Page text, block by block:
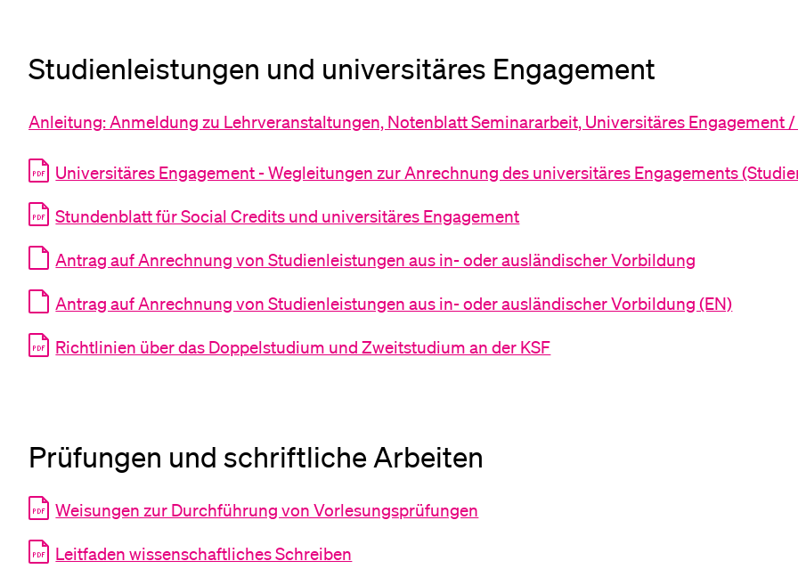
Studienleistungen und universitäres Engagement
Anleitung: Anmeldung zu Lehrveranstaltungen, Notenblatt Seminararbeit, Universitäres Engagement
Universitäres Engagement - Wegleitungen zur Anrechnung des universitäres Engagements
Stundenblatt für Social Credits und universitäres Engagement
Antrag auf Anrechnung von Studienleistungen aus in- oder ausländischer Vorbildung
Antrag auf Anrechnung von Studienleistungen aus in- oder ausländischer Vorbildung (EN)
Richtlinien über das Doppelstudium und Zweitstudium an der KSF
Prüfungen und schriftliche Arbeiten
Weisungen zur Durchführung von Vorlesungsprüfungen
Leitfaden wissenschaftliches Schreiben